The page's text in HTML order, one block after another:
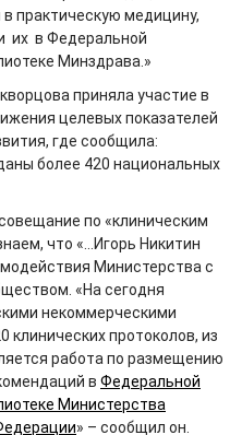
практическую медицину,
их в Федеральной
Минздрава.»
приняла участие в
целевых показателей
где сообщила:
более 420 национальных
по «клиническим
что «…Игорь Никитин
Министерства с
«На сегодня
некоммерческими
клинических протоколов, из
работа по размещению
в Федеральной
Министерства
» – сообщил он.